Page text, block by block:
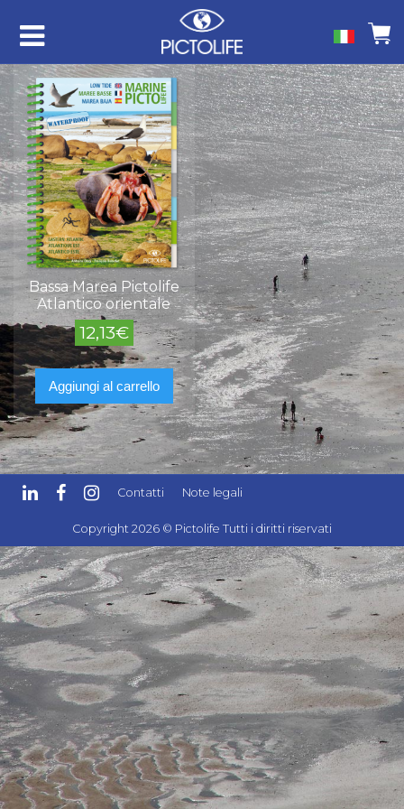
Bassa Marea Pictolife
Atlantico orientale
12,13€
Aggiungi al carrello
Contatti Note legali
Copyright 2026 © Pictolife Tutti i diritti riservati